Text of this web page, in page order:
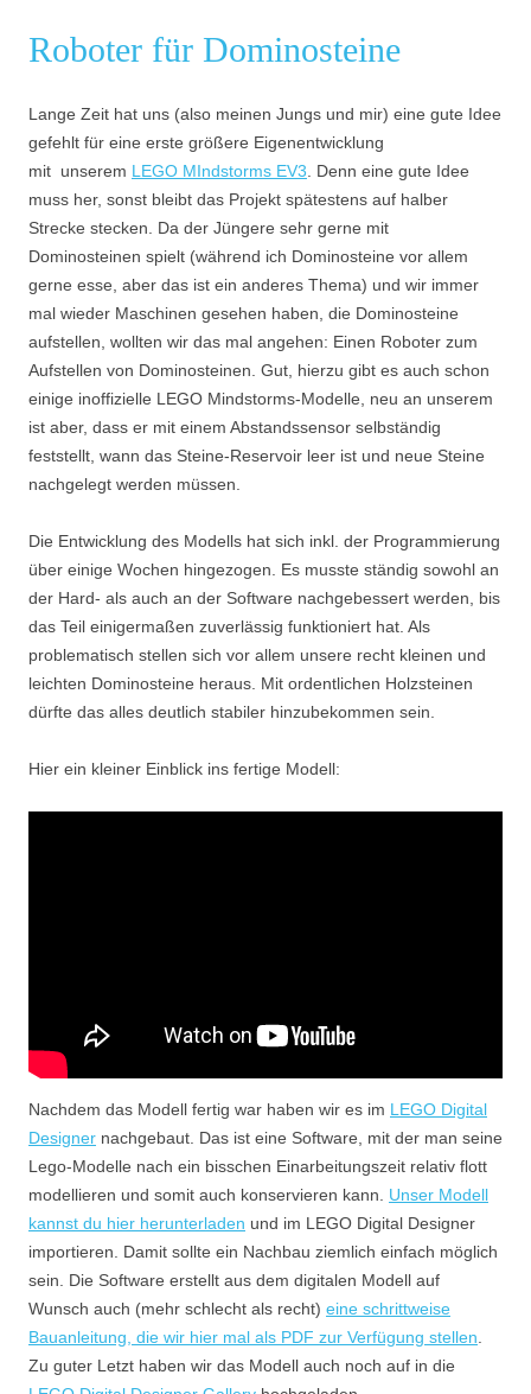
Roboter für Dominosteine
Lange Zeit hat uns (also meinen Jungs und mir) eine gute Idee
gefehlt für eine erste größere Eigenentwicklung
mit unserem LEGO MIndstorms EV3 . Denn eine gute Idee
muss her, sonst bleibt das Projekt spätestens auf halber
Strecke stecken. Da der Jüngere sehr gerne mit
Dominosteinen spielt (während ich Dominosteine vor allem
gerne esse, aber das ist ein anderes Thema) und wir immer
mal wieder Maschinen gesehen haben, die Dominosteine
aufstellen, wollten wir das mal angehen: Einen Roboter zum
Aufstellen von Dominosteinen. Gut, hierzu gibt es auch schon
einige inoffizielle LEGO Mindstorms-Modelle, neu an unserem
ist aber, dass er mit einem Abstandssensor selbständig
feststellt, wann das Steine-Reservoir leer ist und neue Steine
nachgelegt werden müssen.
Die Entwicklung des Modells hat sich inkl. der Programmierung
über einige Wochen hingezogen. Es musste ständig sowohl an
der Hard- als auch an der Software nachgebessert werden, bis
das Teil einigermaßen zuverlässig funktioniert hat. Als
problematisch stellen sich vor allem unsere recht kleinen und
leichten Dominosteine heraus. Mit ordentlichen Holzsteinen
dürfte das alles deutlich stabiler hinzubekommen sein.
Hier ein kleiner Einblick ins fertige Modell:
Nachdem das Modell fertig war haben wir es im LEGO Digital
Designer nachgebaut. Das ist eine Software, mit der man seine
Lego-Modelle nach ein bisschen Einarbeitungszeit relativ flott
modellieren und somit auch konservieren kann. Unser Modell
kannst du hier herunterladen und im LEGO Digital Designer
importieren. Damit sollte ein Nachbau ziemlich einfach möglich
sein. Die Software erstellt aus dem digitalen Modell auf
Wunsch auch (mehr schlecht als recht) eine schrittweise
Bauanleitung, die wir hier mal als PDF zur Verfügung stellen
Zu guter Letzt haben wir das Modell auch noch auf in die